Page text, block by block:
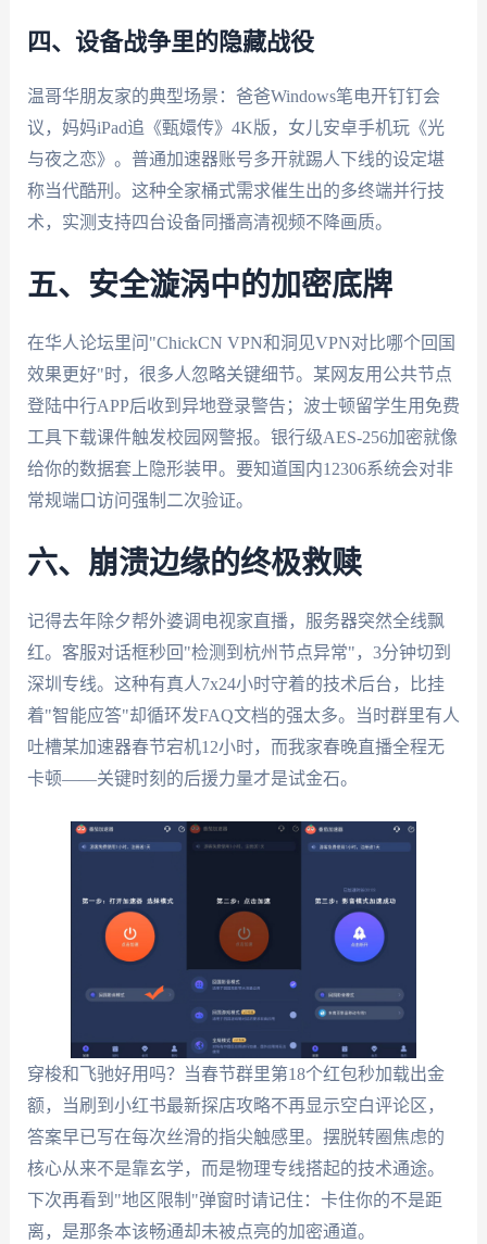
四、设备战争里的隐藏战役
温哥华朋友家的典型场景：爸爸Windows笔电开钉钉会
议，妈妈iPad追《甄嬛传》4K版，女儿安卓手机玩《光
与夜之恋》。普通加速器账号多开就踢人下线的设定堪
称当代酷刑。这种全家桶式需求催生出的多终端并行技
术，实测支持四台设备同播高清视频不降画质。
五、安全漩涡中的加密底牌
在华人论坛里问"ChickCN VPN和洞见VPN对比哪个回国
效果更好"时，很多人忽略关键细节。某网友用公共节点
登陆中行APP后收到异地登录警告；波士顿留学生用免费
工具下载课件触发校园网警报。银行级AES-256加密就像
给你的数据套上隐形装甲。要知道国内12306系统会对非
常规端口访问强制二次验证。
六、崩溃边缘的终极救赎
记得去年除夕帮外婆调电视家直播，服务器突然全线飘
红。客服对话框秒回"检测到杭州节点异常"，3分钟切到
深圳专线。这种有真人7x24小时守着的技术后台，比挂
着"智能应答"却循环发FAQ文档的强太多。当时群里有人
吐槽某加速器春节宕机12小时，而我家春晚直播全程无
卡顿——关键时刻的后援力量才是试金石。
穿梭和飞驰好用吗？当春节群里第18个红包秒加载出金
额，当刷到小红书最新探店攻略不再显示空白评论区，
答案早已写在每次丝滑的指尖触感里。摆脱转圈焦虑的
核心从来不是靠玄学，而是物理专线搭起的技术通途。
下次再看到"地区限制"弹窗时请记住：卡住你的不是距
离，是那条本该畅通却未被点亮的加密通道。